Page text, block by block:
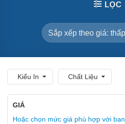
LỌC
Kiểu In Chất Liệu
GIÁ
Hoặc chọn mức giá phù hợp với bạn